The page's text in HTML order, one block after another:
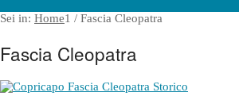
Sei in: Home1 / Fascia Cleopatra
Fascia Cleopatra